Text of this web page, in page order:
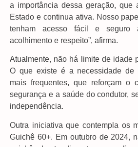
a importância dessa geração, que
Estado e continua ativa. Nosso
tenham acesso fácil e seguro
acolhimento e respeito”, afirma.
Atualmente, não há limite de idade
O que existe é a necessidade de
mais frequentes, que reforçam o
segurança e a saúde do condutor,
independência.
Outra iniciativa que contempla os
Guichê 60+. Em outubro de 2024,